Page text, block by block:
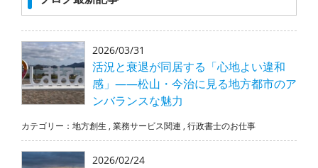
2026/03/31
活況と衰退が同居する「心地よい違和
感」――松山・今治に見る地方都市のア
ンバランスな魅力
カテゴリー： 地方創生 , 業務サービス関連 , 行政書士のお仕事
2026/02/24